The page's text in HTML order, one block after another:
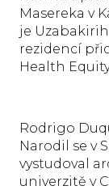
Masereka v
je
rezidencí
Health
Rodrigo
Narodil se v
vystudoval
univerzitě v